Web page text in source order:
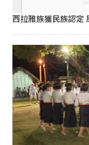
西拉雅族獲民族認定